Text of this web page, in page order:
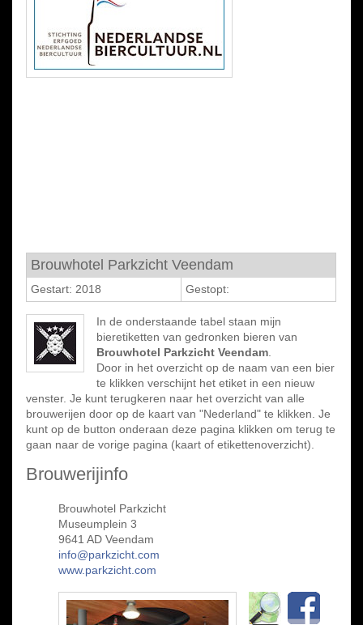
Brouwhotel Parkzicht Veendam
Gestart: 2018 Gestopt:
In de onderstaande tabel staan mijn
bieretiketten van gedronken bieren van
Brouwhotel Parkzicht Veendam
Door in het overzicht op de naam van een bier
te klikken verschijnt het etiket in een nieuw
venster. Je kunt terugkeren naar het overzicht van alle
brouwerijen door op de kaart van "Nederland" te klikken. Je
kunt op de button onderaan deze pagina klikken om terug te
gaan naar de vorige pagina (kaart of etikettenoverzicht).
Brouwerijinfo
Brouwhotel Parkzicht
Museumplein 3
9641 AD Veendam
info@parkzicht.com
www.parkzicht.com